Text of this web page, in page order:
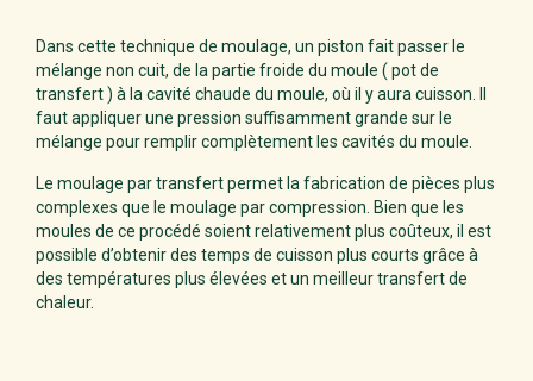
Dans cette technique de moulage, un piston fait passer le
mélange non cuit, de la partie froide du moule ( pot de
transfert ) à la cavité chaude du moule, où il y aura cuisson. Il
faut appliquer une pression suffisamment grande sur le
mélange pour remplir complètement les cavités du moule.
Le moulage par transfert permet la fabrication de pièces plus
complexes que le moulage par compression. Bien que les
moules de ce procédé soient relativement plus coûteux, il est
possible d’obtenir des temps de cuisson plus courts grâce à
des températures plus élevées et un meilleur transfert de
chaleur.